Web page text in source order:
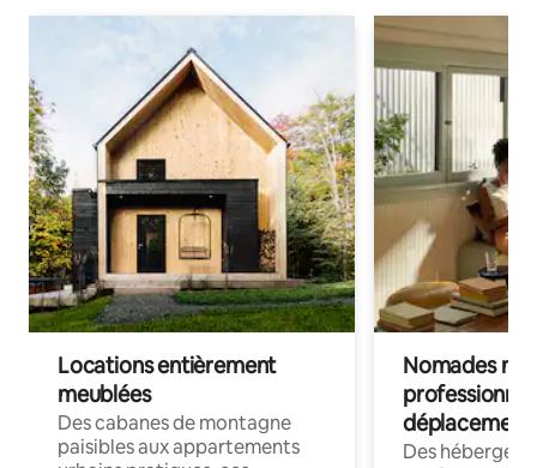
Locations entièrement
meublées
Des cabanes de montagne
paisibles aux appartements
Nomades
déplacement
Des